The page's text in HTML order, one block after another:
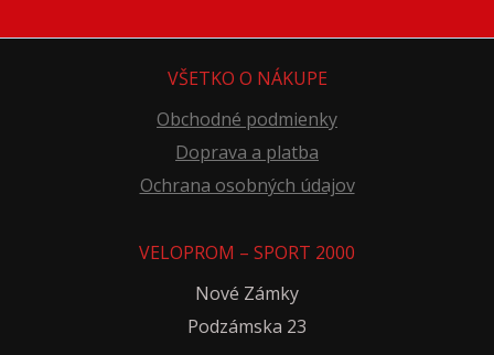
VŠETKO O NÁKUPE
Obchodné podmienky
Doprava a platba
Ochrana osobných údajov
VELOPROM – SPORT 2000
Nové Zámky
Podzámska 23